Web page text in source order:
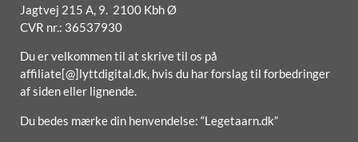
Jagtvej 215 A, 9. 2100 Kbh Ø
CVR nr.: 36537930
Du er velkommen til at skrive til os på
affiliate[@]lyttdigital.dk, hvis du har forslag til forbedringer
af siden eller lignende.
Du bedes mærke din henvendelse: “Legetaarn.dk”